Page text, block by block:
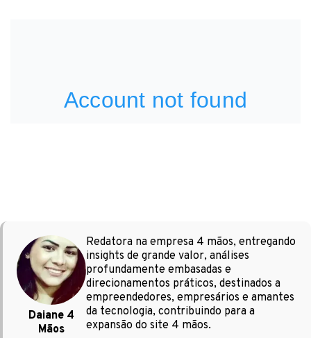
Daiane 4
Mãos
Redatora na empresa 4 mãos, entregando
insights de grande valor, análises
profundamente embasadas e
direcionamentos práticos, destinados a
empreendedores, empresários e amantes
da tecnologia, contribuindo para a
expansão do site 4 mãos.